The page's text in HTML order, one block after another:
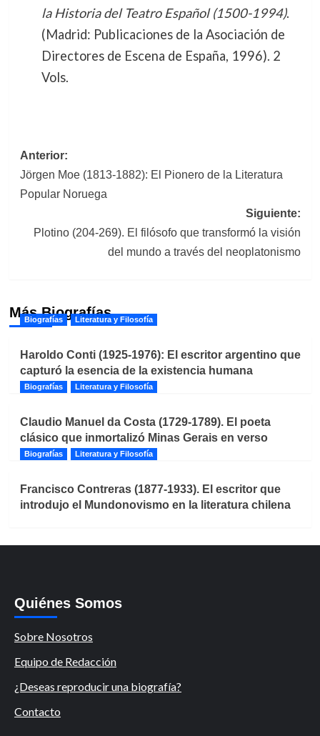
la Historia del Teatro Español (1500-1994).
(Madrid: Publicaciones de la Asociación de
Directores de Escena de España, 1996). 2
Vols.
Navegación
de
entradas
Anterior:
Jörgen Moe (1813-1882): El Pionero de la Literatura
Popular Noruega
Siguiente:
Plotino (204-269). El filósofo que transformó la visión
del mundo a través del neoplatonismo
Más Biografías
Biografías Literatura y Filosofía
Haroldo Conti (1925-1976): El escritor argentino que
capturó la esencia de la existencia humana
Biografías Literatura y Filosofía
Claudio Manuel da Costa (1729-1789). El poeta
clásico que inmortalizó Minas Gerais en verso
Biografías Literatura y Filosofía
Francisco Contreras (1877-1933). El escritor que
introdujo el Mundonovismo en la literatura chilena
Quiénes Somos
Sobre Nosotros
Equipo de Redacción
¿Deseas reproducir una biografía?
Contacto